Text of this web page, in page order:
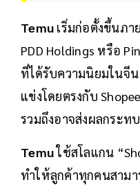
Temu เริ่มก่อตั้งขึ้นภ
PDD Holdings หรือ
ที่ได้รับความนิยมในจี
แข่งโดยตรงกับ
รวมถึงอาจส่งผลกระท
Temuใช้สโลแกน
ทำให้ลูกค้าทุกคนสาม